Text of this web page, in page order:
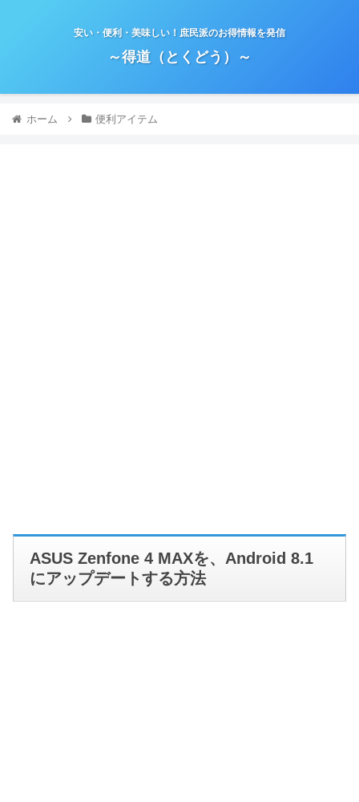
安い・便利・美味しい！庶民派のお得情報を発信
～得道（とくどう）～
ホーム 便利アイテム
ASUS Zenfone 4 MAXを、Android 8.1
にアップデートする方法